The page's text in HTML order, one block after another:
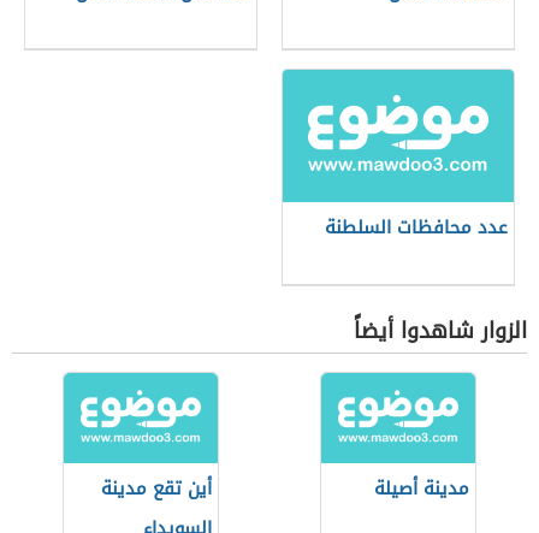
عدد محافظات السلطنة
الزوار شاهدوا أيضاً
مدينة أصيلة
أين تقع مدينة